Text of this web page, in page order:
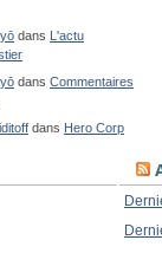
dans L'actu
dans Commentaires
dans Hero Corp